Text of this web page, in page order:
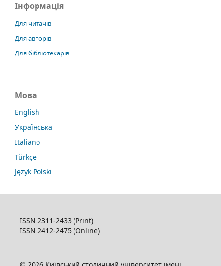
Інформація
Для читачів
Для авторів
Для бібліотекарів
Мова
English
Українська
Italiano
Türkçe
Język Polski
ISSN 2311-2433 (Print)
ISSN 2412-2475 (Online)